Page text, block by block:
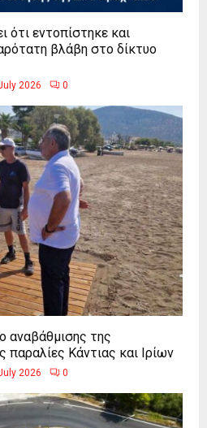
ότι εντοπίστηκε και
βλάβη στο δίκτυο
2026 0
αναβάθμισης της
Κάντιας και Ιρίων
2026 0